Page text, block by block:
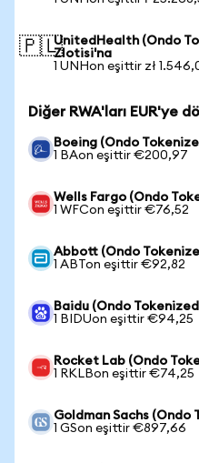
🇵🇱UnitedHealth (Ondo
Zlotisi'na
1 UNHon eşittir zł
Diğer RWA'ları EUR'ye
Boeing (Ondo
1 BAon eşittir €200,97
Wells Fargo (Ondo
1 WFCon eşittir €76,52
Abbott (Ondo
1 ABTon eşittir €92,82
Baidu (Ondo
1 BIDUon eşittir €94,25
Rocket Lab (Ondo
1 RKLBon eşittir €74,25
Goldman Sachs (Ondo
1 GSon eşittir €897,66